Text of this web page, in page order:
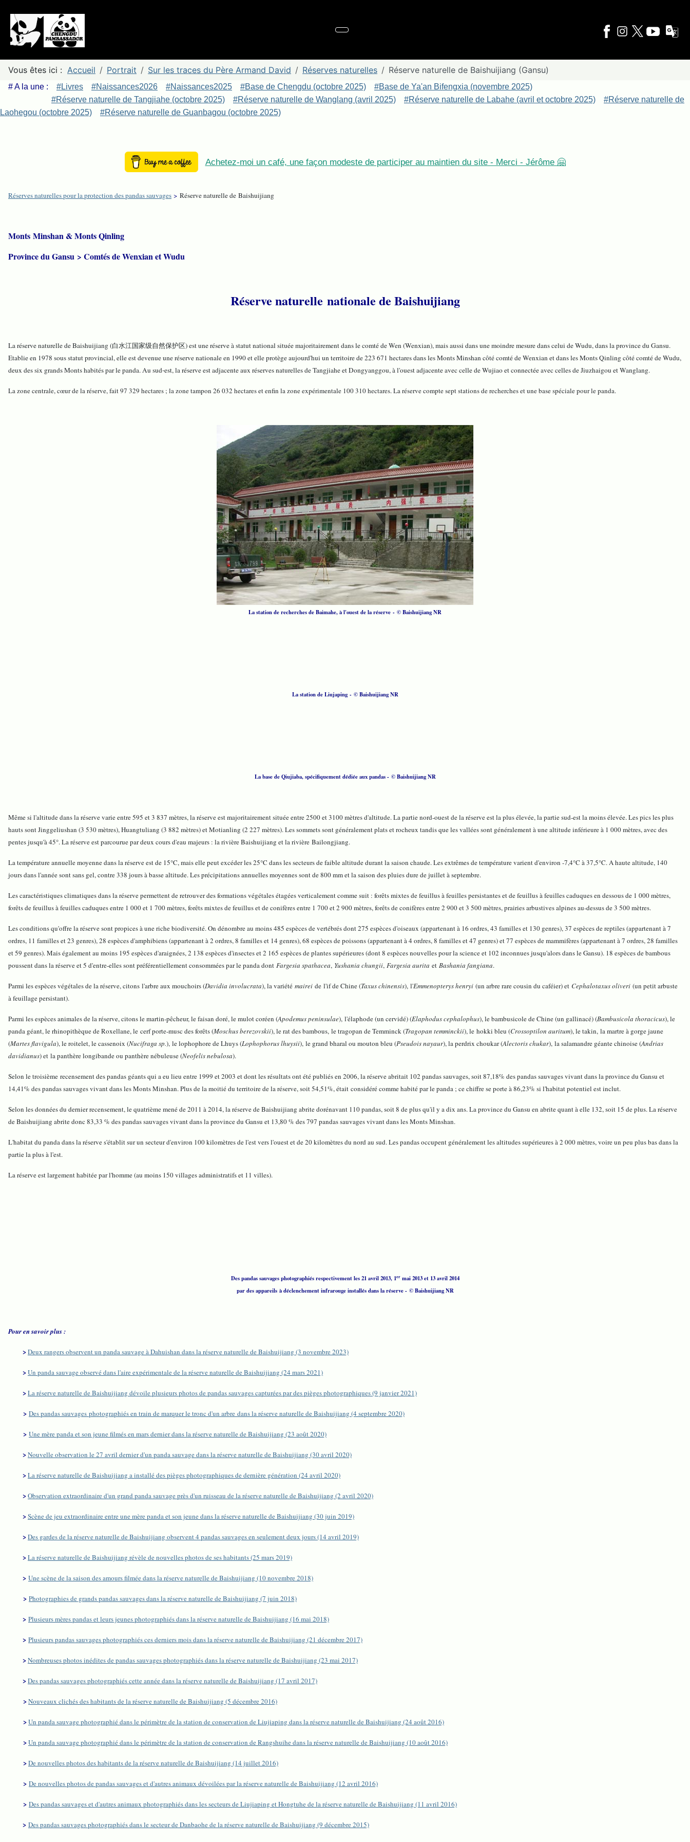
Vous êtes ici : Accueil Portrait Sur les traces du Père Armand David Réserves naturelles Réserve naturelle de Baishuijiang (Gansu)
# A la une : #Livres #Naissances2026 #Naissances2025 #Base de Chengdu (octobre 2025)
#Base de Ya'an Bifengxia (novembre 2025)
#Réserve naturelle de Tangjiahe (octobre 2025)
#Réserve naturelle de Wanglang (avril 2025) #Réserve naturelle de Labahe (avril et octobre 2025)
#Réserve naturelle de
Laohegou (octobre 2025)
#Réserve naturelle de Guanbagou (octobre 2025)
Achetez-moi un café, une façon modeste de participer au maintien du site - Merci - Jérôme 🤗
Réserves naturelles pour la protection des pandas sauvages > Réserve naturelle de Baishuijiang
Monts Minshan & Monts Qinling
Province du Gansu > Comtés de Wenxian et Wudu
Réserve naturelle nationale de Baishuijiang
La réserve naturelle de Baishuijiang (白水江国家级自然保护区) est une réserve à statut national située majoritairement dans le comté de Wen (Wenxian), mais aussi dans une moindre mesure dans celui de Wudu, dans la province du Gansu.
Etablie en 1978 sous statut provincial, elle est devenue une réserve nationale en 1990 et elle protège aujourd'hui un territoire de 223 671 hectares dans les Monts Minshan côté comté de Wenxian et dans les Monts Qinling côté comté de Wudu,
deux des six grands Monts habités par le panda. Au sud-est, la réserve est adjacente aux réserves naturelles de Tangjiahe et Dongyanggou, à l'ouest adjacente avec celle de Wujiao et connectée avec celles de Jiuzhaigou et Wanglang.
La zone centrale, cœur de la réserve, fait 97 329 hectares ; la zone tampon 26 032 hectares et enfin la zone expérimentale 100 310 hectares. La réserve compte sept stations de recherches et une base spéciale pour le panda.
La station de recherches de Baimahe, à l'ouest de la réserve - © Baishuijiang NR
La station de Liujaping- © Baishuijiang NR
La base de Qiujiaba, spécifiquement dédiée aux pandas - © Baishuijiang NR
Même si l'altitude dans la réserve varie entre 595 et 3 837 mètres, la réserve est majoritairement située entre 2500 et 3100 mètres d'altitude. La partie nord-ouest de la réserve est la plus élevée, la partie sud-est la moins élevée. Les pics les plus
hauts sont Jinggeliushan (3 530 mètres), Huangtuliang (3 882 mètres) et Motianling (2 227 mètres). Les sommets sont généralement plats et rocheux tandis que les vallées sont généralement à une altitude inférieure à 1 000 mètres, avec des
pentes jusqu'à 45°. La réserve est parcourue par deux cours d'eau majeurs : la rivière Baishuijiang et la rivière Bailongjiang.
La température annuelle moyenne dans la réserve est de 15°C, mais elle peut excéder les 25°C dans les secteurs de faible altitude durant la saison chaude. Les extrêmes de température varient d'environ -7,4°C à 37,5°C. A haute altitude, 140
jours dans l'année sont sans gel, contre 338 jours à basse altitude. Les précipitations annuelles moyennes sont de 800 mm et la saison des pluies dure de juillet à septembre.
Les caractéristiques climatiques dans la réserve permettent de retrouver des formations végétales étagées verticalement comme suit : forêts mixtes de feuillus à feuilles persistantes et de feuillus à feuilles caduques en dessous de 1 000 mètres,
forêts de feuillus à feuilles caduques entre 1 000 et 1 700 mètres, forêts mixtes de feuillus et de conifères entre 1 700 et 2 900 mètres, forêts de conifères entre 2 900 et 3 500 mètres, prairies arbustives alpines au-dessus de 3 500 mètres.
Les conditions qu'offre la réserve sont propices à une riche biodiversité. On dénombre au moins 485 espèces de vertébrés dont 275 espèces d'oiseaux (appartenant à 16 ordres, 43 familles et 130 genres), 37 espèces de reptiles (appartenant à 7
ordres, 11 familles et 23 genres), 28 espèces d'amphibiens (appartenant à 2 ordres, 8 familles et 14 genres), 68 espèces de poissons (appartenant à 4 ordres, 8 familles et 47 genres) et 77 espèces de mammifères (appartenant à 7 ordres, 28 familles
et 59 genres). Mais également au moins 195 espèces d'araignées, 2 138 espèces d'insectes et 2 165 espèces de plantes supérieures (dont 8 espèces nouvelles pour la science et 102 inconnues jusqu'alors dans le Gansu). 18 espèces de bambous
poussent dans la réserve et 5 d'entre-elles sont préférentiellement consommées par le panda dont Fargesia spathacea, Yushania chungii, Fargesia aurita et Bashania fangiana.
Parmi les espèces végétales de la réserve, citons l'arbre aux mouchoirs (Davidia involucrata), la variété mairei de l'if de Chine (Taxus chinensis), l'Emmenopterys henryi (un arbre rare cousin du caféier) et Cephalotaxus oliveri (un petit arbuste
à feuillage persistant).
Parmi les espèces animales de la réserve, citons le martin-pêcheur, le faisan doré, le mulot coréen (Apodemus peninsulae), l'élaphode (un cervidé) (Elaphodus cephalophus), le bambusicole de Chine (un gallinacé) (Bambusicola thoracicus), le
panda géant, le rhinopithèque de Roxellane, le cerf porte-musc des forêts (Moschus berezovskii), le rat des bambous, le tragopan de Temminck (Tragopan temminckii), le hokki bleu (Crossoptilon auritum), le takin, la martre à gorge jaune
(Martes flavigula), le roitelet, le cassenoix (Nucifraga sp.), le lophophore de Lhuys (Lophophorus lhuysii), le grand bharal ou mouton bleu (Pseudois nayaur), la perdrix choukar (Alectoris chukar), la salamandre géante chinoise (Andrias
davidianus) et la panthère longibande ou panthère nébuleuse (Neofelis nebulosa).
Selon le troisième recensement des pandas géants qui a eu lieu entre 1999 et 2003 et dont les résultats ont été publiés en 2006, la réserve abritait 102 pandas sauvages, soit 87,18% des pandas sauvages vivant dans la province du Gansu et
14,41% des pandas sauvages vivant dans les Monts Minshan. Plus de la moitié du territoire de la réserve, soit 54,51%, était considéré comme habité par le panda ; ce chiffre se porte à 86,23% si l'habitat potentiel est inclut.
Selon les données du dernier recensement, le quatrième mené de 2011 à 2014, la réserve de Baishuijiang abrite dorénavant 110 pandas, soit 8 de plus qu'il y a dix ans. La province du Gansu en abrite quant à elle 132, soit 15 de plus. La réserve
de Baishuijiang abrite donc 83,33 % des pandas sauvages vivant dans la province du Gansu et 13,80 % des 797 pandas sauvages vivant dans les Monts Minshan.
L'habitat du panda dans la réserve s'établit sur un secteur d'environ 100 kilomètres de l'est vers l'ouest et de 20 kilomètres du nord au sud. Les pandas occupent généralement les altitudes supérieures à 2 000 mètres, voire un peu plus bas dans la
partie la plus à l'est.
La réserve est largement habitée par l'homme (au moins 150 villages administratifs et 11 villes).
Des pandas sauvages photographiés respectivement les 21 avril 2013, 1ermai 2013 et 13 avril 2014
par des appareils à déclenchement infrarouge installés dans la réserve - © Baishuijiang NR
Pour en savoir plus :
>Deux rangers observent un panda sauvage à Dahuishan dans la réserve naturelle de Baishuijiang (3 novembre 2023)
>Un panda sauvage observé dans l'aire expérimentale de la réserve naturelle de Baishuijiang (24 mars 2021)
>La réserve naturelle de Baishuijiang dévoile plusieurs photos de pandas sauvages capturées par des pièges photographiques (9 janvier 2021)
> Des pandas sauvages photographiés en train de marquer le tronc d'un arbre dans la réserve naturelle de Baishuijiang (4 septembre 2020)
> Une mère panda et son jeune filmés en mars dernier dans la réserve naturelle de Baishuijiang (23 août 2020)
>Nouvelle observation le 27 avril dernier d'un panda sauvage dans la réserve naturelle de Baishuijiang (30 avril 2020)
>La réserve naturelle de Baishuijiang a installé des pièges photographiques de dernière génération (24 avril 2020)
>Observation extraordinaire d'un grand panda sauvage près d'un ruisseau de la réserve naturelle de Baishuijiang (2 avril 2020)
>Scène de jeu extraordinaire entre une mère panda et son jeune dans la réserve naturelle de Baishuijiang (30 juin 2019)
>Des gardes de la réserve naturelle de Baishuijiang observent 4 pandas sauvages en seulement deux jours (14 avril 2019)
>La réserve naturelle de Baishuijiang révèle de nouvelles photos de ses habitants (25 mars 2019)
> Une scène de la saison des amours filmée dans la réserve naturelle de Baishuijiang (10 novembre 2018)
> Photographies de grands pandas sauvages dans la réserve naturelle de Baishuijiang (7 juin 2018)
> Plusieurs mères pandas et leurs jeunes photographiés dans la réserve naturelle de Baishuijiang (16 mai 2018)
> Plusieurs pandas sauvages photographiés ces derniers mois dans la réserve naturelle de Baishuijiang (21 décembre 2017)
>Nombreuses photos inédites de pandas sauvages photographiés dans la réserve naturelle de Baishuijiang (23 mai 2017)
>Des pandas sauvages photographiés cette année dans la réserve naturelle de Baishuijiang (17 avril 2017)
>Nouveaux clichés des habitants de la réserve naturelle de Baishuijiang (5 décembre 2016)
>Un panda sauvage photographié dans le périmètre de la station de conservation de Liujiaping dans la réserve naturelle de Baishuijiang (24 août 2016)
>Un panda sauvage photographié dans le périmètre de la station de conservation de Rangshuihe dans la réserve naturelle de Baishuijiang (10 août 2016)
>De nouvelles photos des habitants de la réserve naturelle de Baishuijiang (14 juillet 2016)
> De nouvelles photos de pandas sauvages et d'autres animaux dévoilées par la réserve naturelle de Baishuijiang (12 avril 2016)
> Des pandas sauvages et d'autres animaux photographiés dans les secteurs de Liujiaping et Hongtuhe de la réserve naturelle de Baishuijiang (11 avril 2016)
> Des pandas sauvages photographiés dans le secteur de Danbaohe de la réserve naturelle de Baishuijiang (9 décembre 2015)